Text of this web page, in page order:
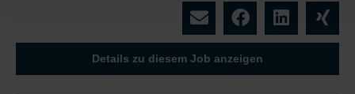
Details zu diesem Job anzeigen